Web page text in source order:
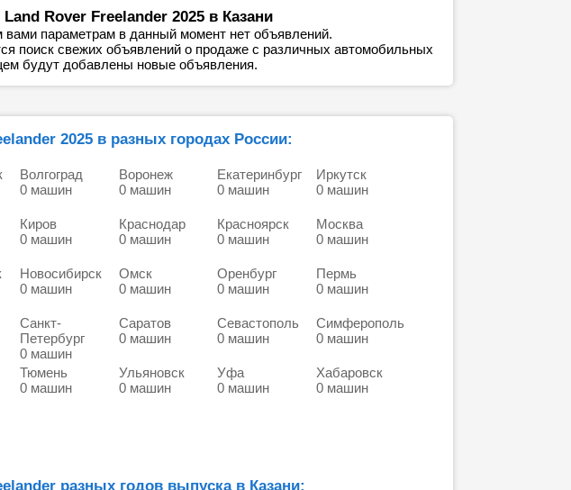
Rover Freelander 2025 в Казани
параметрам в данный момент нет объявлений.
поиск свежих объявлений о продаже с различных автомобильных
будут добавлены новые объявления.
2025 в разных городах России:
Волгоград
0 машин
Воронеж
0 машин
Екатеринбург
0 машин
Иркутск
0 машин
Киров
0 машин
Краснодар
0 машин
Красноярск
0 машин
Москва
0 машин
Новосибирск
0 машин
Омск
0 машин
Оренбург
0 машин
Пермь
0 машин
Санкт-
Петербург
0 машин
Саратов
0 машин
Севастополь
0 машин
Симферополь
0 машин
Тюмень
0 машин
Ульяновск
0 машин
Уфа
0 машин
Хабаровск
0 машин
разных годов выпуска в Казани: